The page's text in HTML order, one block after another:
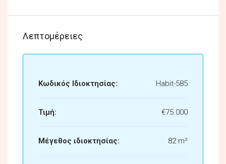
Λεπτομέρειες
Κωδικός Ιδιοκτησίας: Habit-585
Τιμή: €75.000
Μέγεθος ιδιοκτησίας: 82 m²